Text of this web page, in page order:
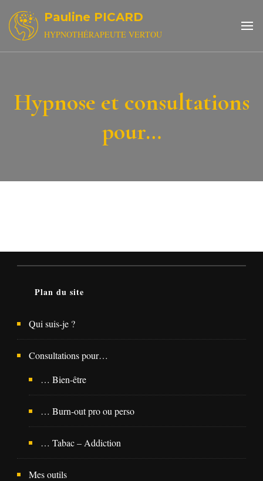
Pauline PICARD
HYPNOTHÉRAPEUTE VERTOU
Hypnose et consultations
pour…
Plan du site
Qui suis-je ?
Consultations pour…
… Bien-être
… Burn-out pro ou perso
… Tabac – Addiction
Mes outils